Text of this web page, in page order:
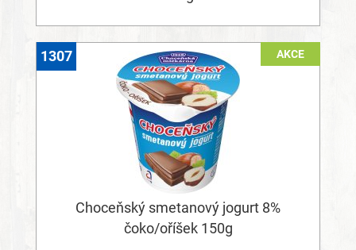
AKCE
Choceňský smetanový jogurt 8%
čoko/oříšek 150g
1307